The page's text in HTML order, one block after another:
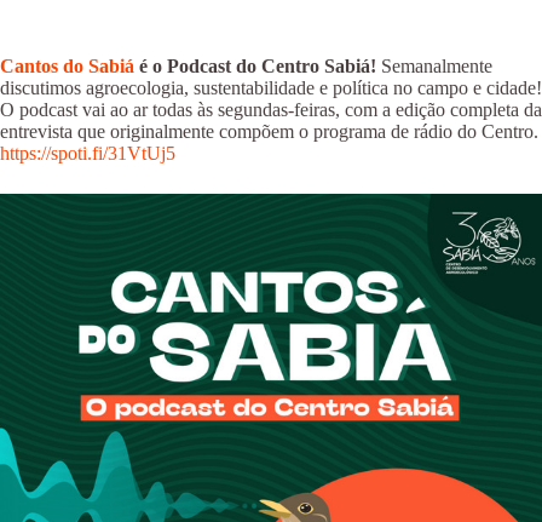
Cantos do Sabiá é o Podcast do Centro Sabiá! Semanalmente
discutimos agroecologia, sustentabilidade e política no campo e cidade!
O podcast vai ao ar todas às segundas-feiras, com a edição completa da
entrevista que originalmente compõem o programa de rádio do Centro.
https://spoti.fi/31VtUj5